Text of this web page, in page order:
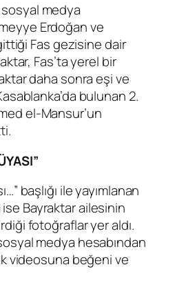
medya
Erdoğan ve
Fas gezisine dair
Fas’ta yerel bir
daha sonra eşi ve
bulunan 2.
el-Mansur’un
başlığı ile yayımlanan
Bayraktar ailesinin
fotoğraflar yer aldı.
medya hesabından
videosuna beğeni ve